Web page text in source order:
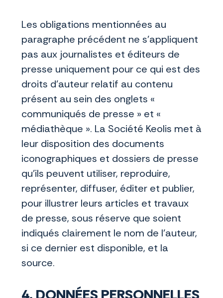
Les obligations mentionnées au
paragraphe précédent ne s’appliquent
pas aux journalistes et éditeurs de
presse uniquement pour ce qui est des
droits d’auteur relatif au contenu
présent au sein des onglets «
communiqués de presse » et «
médiathèque ». La Société Keolis met à
leur disposition des documents
iconographiques et dossiers de presse
qu’ils peuvent utiliser, reproduire,
représenter, diffuser, éditer et publier,
pour illustrer leurs articles et travaux
de presse, sous réserve que soient
indiqués clairement le nom de l'auteur,
si ce dernier est disponible, et la
source.